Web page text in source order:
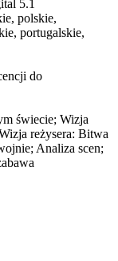
5.1
polskie,
portugalskie,
do
świecie; Wizja
reżysera: Bitwa
Analiza scen;